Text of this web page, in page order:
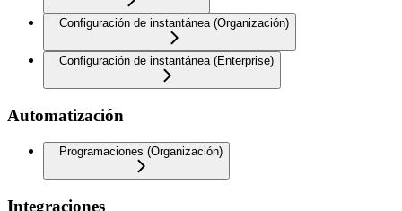
Configuración de instantánea (Organización)
Configuración de instantánea (Enterprise)
Automatización
Programaciones (Organización)
Integraciones